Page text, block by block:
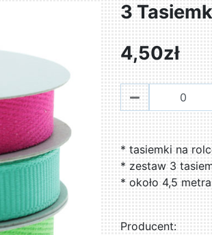
3
4,50zł
* tasiemki na
* zestaw 3
* około 4,5 metra
Producent: